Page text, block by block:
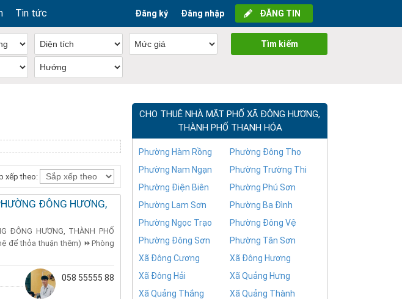
Tin tức ĐĂNG TIN
Đăng nhập
Đăng ký
Tìm kiếm
xếp theo:
ĐÔNG HƯƠNG,
ĐÔNG HƯƠNG, THÀNH PHỐ
để thỏa thuận thêm) ⏩Phòng
058 55555 88
CHO THUÊ NHÀ MẶT PHỐ XÃ ĐÔNG HƯƠNG,
THÀNH PHỐ THANH HÓA
Phường Hàm Rồng
Phường Đông Thọ
Phường Nam Ngạn
Phường Trường Thi
Phường Điện Biên
Phường Phú Sơn
Phường Lam Sơn
Phường Ba Đình
Phường Ngọc Trạo
Phường Đông Vệ
Phường Đông Sơn
Phường Tân Sơn
Xã Đông Cương
Xã Đông Hương
Xã Đông Hải
Xã Quảng Hưng
Xã Quảng Thắng
Xã Quảng Thành